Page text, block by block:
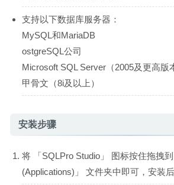
支持以下数据库服务器：
MySQL和MariaDB
ostgreSQL公司
Microsoft SQL Server（2005及更高版
甲骨文（8i及以上）
安装步骤
将 「SQLPro Studio」 图标按住拖拽
(Applications)」 文件夹中即可，安装